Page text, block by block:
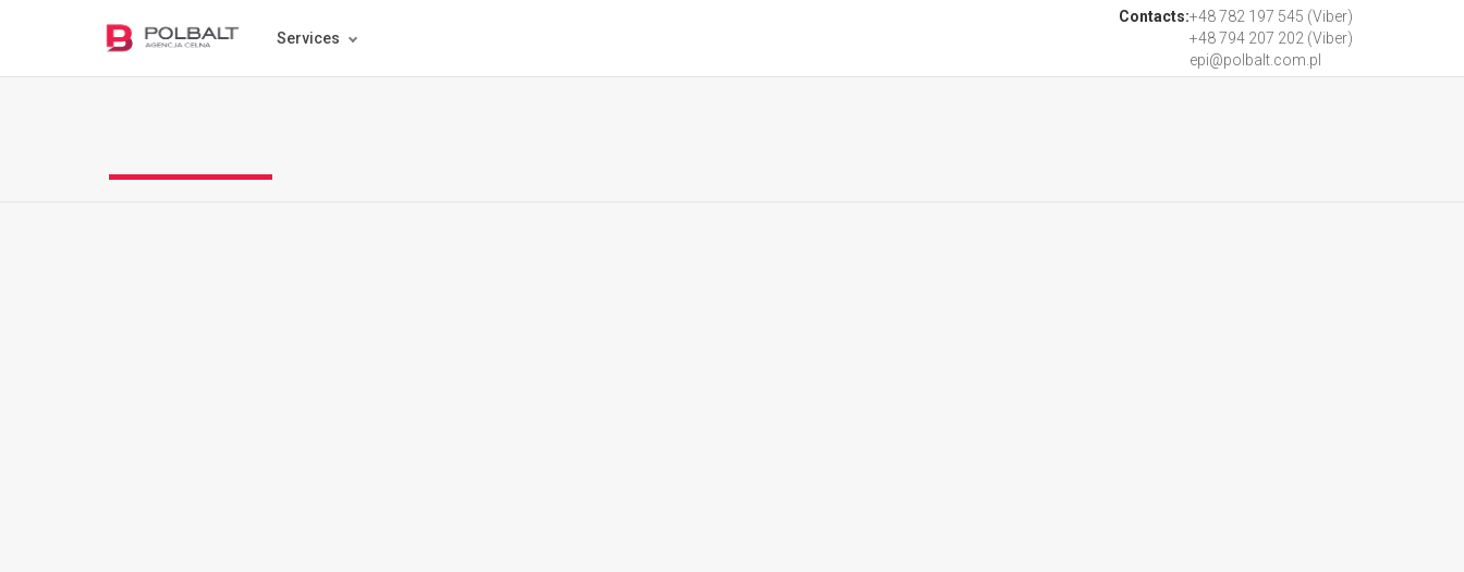
Services
Contacts:+48 782 197 545 (Viber)
+48 794 207 202 (Viber)
epi@polbalt.com.pl